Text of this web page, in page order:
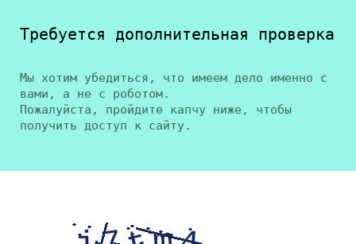
Требуется дополнительная проверка
Мы хотим убедиться, что имеем дело именно с
вами, а не с роботом.
Пожалуйста, пройдите капчу ниже, чтобы
получить доступ к сайту.